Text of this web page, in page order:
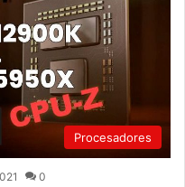
Procesadores
0